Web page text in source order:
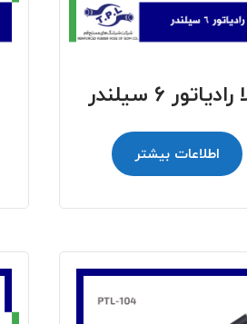
6 سیلندر
اطلاعات بیشتر